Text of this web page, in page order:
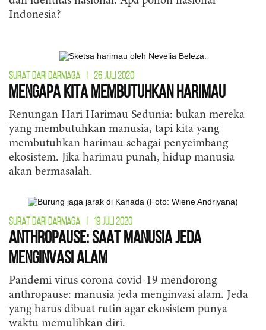
Indonesia?
SURAT DARI DARMAGA 26 JULI 2020
Mengapa Kita Membutuhkan Harimau
Renungan Hari Harimau Sedunia: bukan mereka
yang membutuhkan manusia, tapi kita yang
membutuhkan harimau sebagai penyeimbang
ekosistem. Jika harimau punah, hidup manusia
akan bermasalah.
SURAT DARI DARMAGA 19 JULI 2020
Anthropause: Saat Manusia Jeda
Menginvasi Alam
Pandemi virus corona covid-19 mendorong
anthropause: manusia jeda menginvasi alam. Jeda
yang harus dibuat rutin agar ekosistem punya
waktu memulihkan diri.